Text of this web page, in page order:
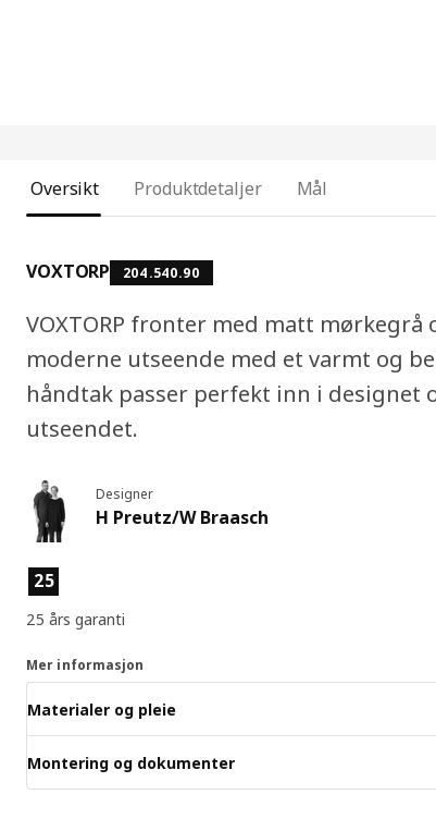
Oversikt Produktdetaljer Mål
VOXTORP 204.540.90
VOXTORP fronter med matt
moderne utseende med et varmt og
håndtak passer perfekt inn i designet
utseendet.
Designer
H Preutz/W Braasch
Produktfunksjoner
25
25 års garanti
Mer informasjon
Materialer og pleie
Montering og dokumenter